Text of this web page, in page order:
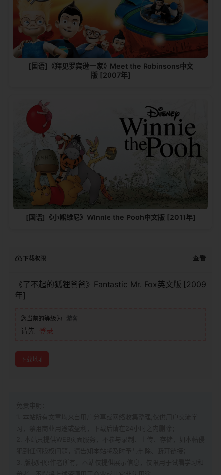
[国语]《拜见罗宾逊一家》Meet the Robinsons中文
版 [2007年]
[国语]《小熊维尼》Winnie the Pooh中文版 [2011年]
下载权限 查看
《了不起的狐狸爸爸》Fantastic Mr. Fox英文版 [2009
年]
您当前的等级为 游客
请先 登录
下载地址